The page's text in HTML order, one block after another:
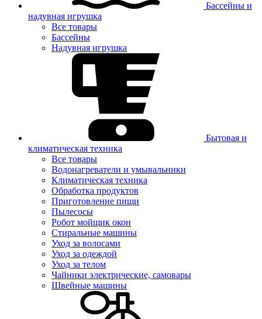
Бассейны и
надувная игрушка
Все товары
Бассейны
Надувная игрушка
Бытовая и
климатическая техника
Все товары
Водонагреватели и умывальники
Климатическая техника
Обработка продуктов
Приготовление пищи
Пылесосы
Робот мойщик окон
Стиральные машины
Уход за волосами
Уход за одеждой
Уход за телом
Чайники электрические, самовары
Швейные машины